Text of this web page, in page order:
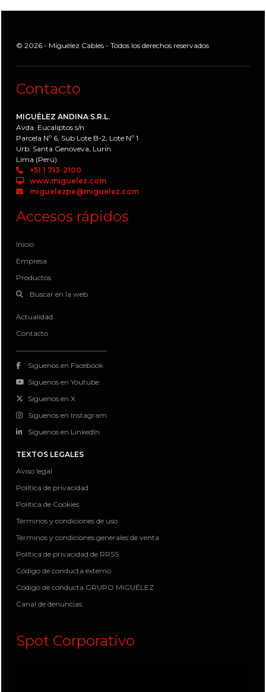
© 2026 - Miguélez Cables - Todos los derechos reservados
Contacto
MIGUÉLEZ ANDINA S.R.L.
Avda. Eucaliptos s/n
Parcela Nº 6, Sub Lote B-2, Lote Nº 1
Urb. Santa Genoveva, Lurín
Lima (Perú)
+51 1 713-2100
www.miguelez.com
miguelezpe@miguelez.com
Accesos rápidos
Inicio
Empresa
Productos
Buscar en la web
Actualidad
Contacto
Siguenos en Facebook
Siguenos en Youtube
Siguenos en X
Siguenos en Instagram
Siguenos en LinkedIn
TEXTOS LEGALES
Aviso legal
Política de privacidad
Política de Cookies
Términos y condiciones de uso
Términos y condiciones generales de venta
Política de privacidad de RRSS
Código de conducta externo
Código de conducta GRUPO MIGUÉLEZ
Canal de denuncias
Spot Corporativo